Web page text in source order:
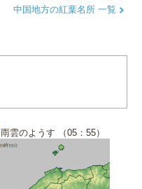
中国地方の紅葉名所 一覧
雨雲のようす （05：55）